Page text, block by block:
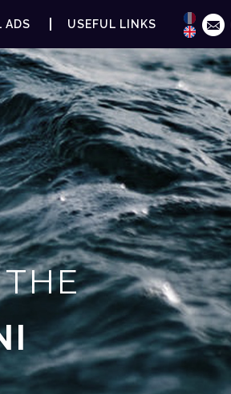
ADS USEFUL LINKS